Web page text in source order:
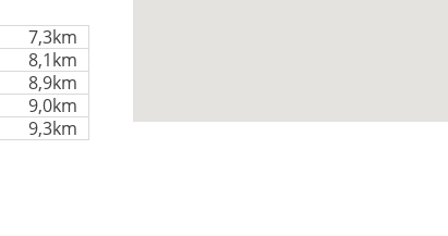
7,3km
8,1km
8,9km
9,0km
9,3km